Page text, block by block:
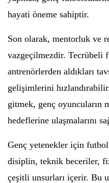
hayati öneme sahiptir.
Son olarak, mentorluk ve
vazgeçilmezdir. Tecrübeli
antrenörlerden aldıkları
gelişimlerini
gitmek, genç oyuncuların
hedeflerine ulaşmalarını
Genç yetenekler için
disiplin, teknik beceriler,
çeşitli unsurları içerir. Bu